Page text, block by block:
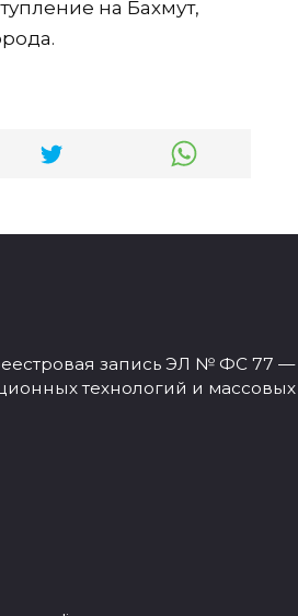
на Бахмут,
запись ЭЛ № ФС 77 —
технологий и